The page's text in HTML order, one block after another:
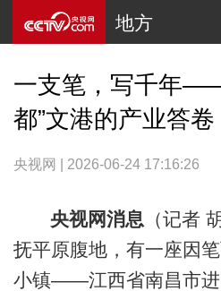
地方
一支笔，写千年
都”文港的产业答卷
央视网 | 2026-06-24 17:16:26
央视网消息 （记者
抚平原腹地，有一座因
小镇——江西省南昌市进